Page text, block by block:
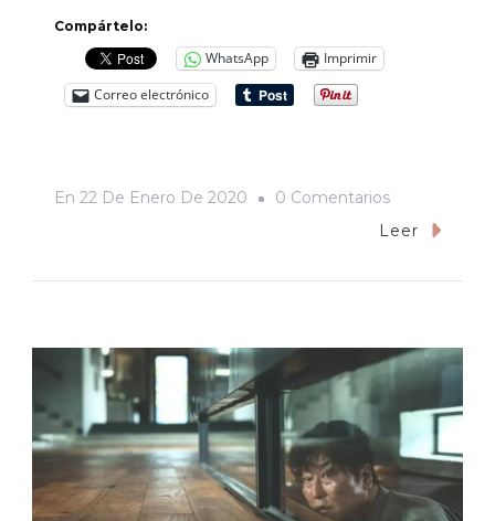
Compártelo:
WhatsApp
Imprimir
Correo electrónico
En 22 De Enero De 2020 0 ComentariosEn
1917:
Videojuego
Leer